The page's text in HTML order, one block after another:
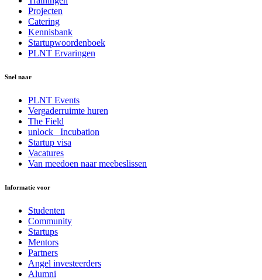
Projecten
Catering
Kennisbank
Startupwoordenboek
PLNT Ervaringen
Snel naar
PLNT Events
Vergaderruimte huren
The Field
unlock_ Incubation
Startup visa
Vacatures
Van meedoen naar meebeslissen
Informatie voor
Studenten
Community
Startups
Mentors
Partners
Angel investeerders
Alumni